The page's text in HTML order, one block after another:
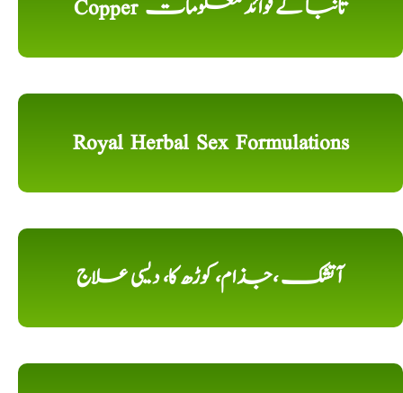
Copper تانبا کے فوائد معلومات
Royal Herbal Sex Formulations
آتشک ،جذام، کوڑھ کا، دیسی علاج